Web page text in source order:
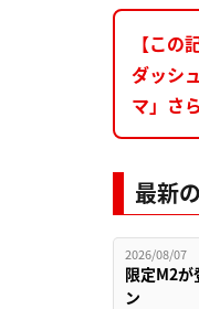
【この
ダッシ
マ」さ
最新
2026/08/07
限定M2が
ン